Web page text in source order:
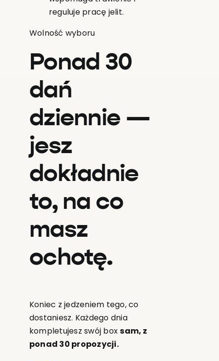
reguluje pracę jelit.
Wolność wyboru
Ponad 30
dań
dziennie —
jesz
dokładnie
to, na co
masz
ochotę.
Koniec z jedzeniem tego, co
dostaniesz. Każdego dnia
kompletujesz swój boxsam, z
ponad 30 propozycji.